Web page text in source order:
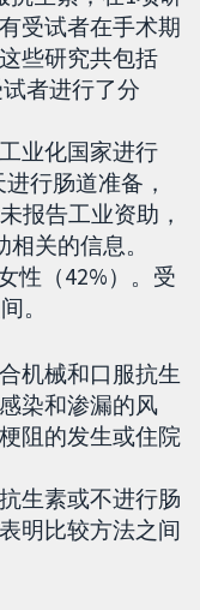
受试者在手术期
些研究共包括
者进行了分
业化国家进行
行肠道准备，
报告工业资助，
关的信息。
性（42%）。受
。
机械和口服抗生
染和渗漏的风
阻的发生或住院
生素或不进行肠
明比较方法之间